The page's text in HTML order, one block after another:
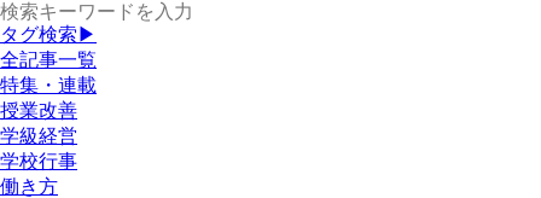
タグ検索▶
全記事一覧
特集・連載
授業改善
学級経営
学校行事
働き方